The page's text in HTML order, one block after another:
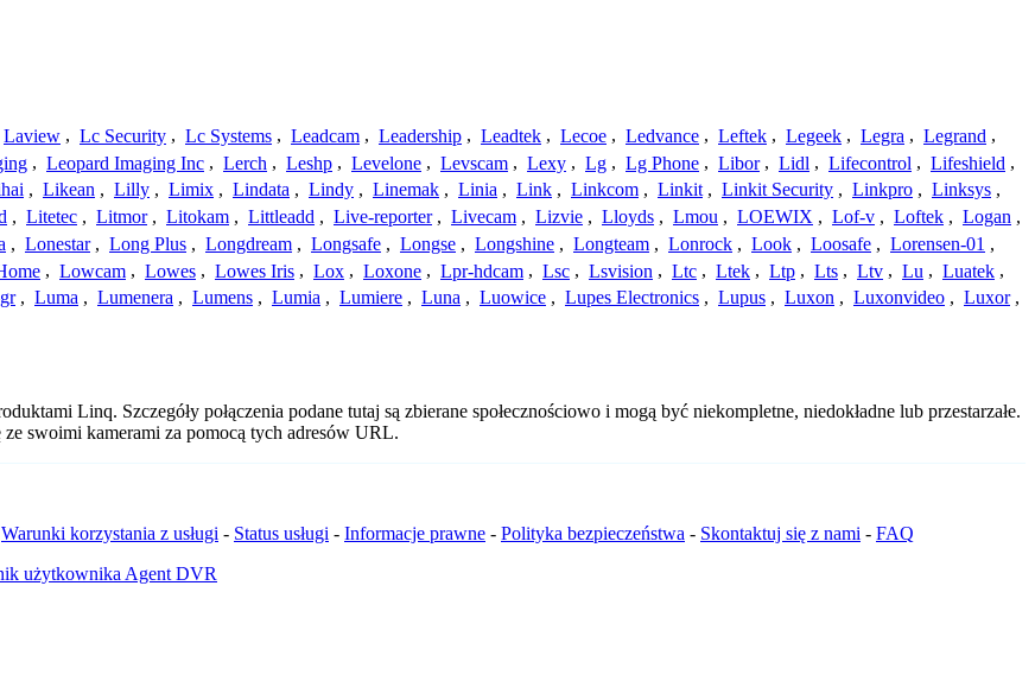
Laview , Lc Security , Lc Systems , Leadcam , Leadership , Leadtek , Lecoe , Ledvance , Leftek , Legeek , Legra , Legrand ,
, Leopard Imaging Inc , Lerch , Leshp , Levelone , Levscam , Lexy , Lg , Lg Phone , Libor , Lidl , Lifecontrol , Lifeshield ,
, Likean , Lilly , Limix , Lindata , Lindy , Linemak , Linia , Link , Linkcom , Linkit , Linkit Security , Linkpro , Linksys ,
, Litetec , Litmor , Litokam , Littleadd , Live-reporter , Livecam , Lizvie , Lloyds , Lmou , LOEWIX , Lof-v , Loftek , Logan ,
, Lonestar , Long Plus , Longdream , Longsafe , Longse , Longshine , Longteam , Lonrock , Look , Loosafe , Lorensen-01 ,
, Lowcam , Lowes , Lowes Iris , Lox , Loxone , Lpr-hdcam , Lsc , Lsvision , Ltc , Ltek , Ltp , Lts , Ltv , Lu , Luatek ,
, Luma , Lumenera , Lumens , Lumia , Lumiere , Luna , Luowice , Lupes Electronics , Lupus , Luxon , Luxonvideo , Luxor ,
Linq. Szczegóły połączenia podane tutaj są zbierane społecznościowo i mogą być niekompletne, niedokładne lub przestarzałe.
swoimi kamerami za pomocą tych adresów URL.
Warunki korzystania z usługi - Status usługi - Informacje prawne - Polityka bezpieczeństwa - Skontaktuj się z nami - FAQ
użytkownika Agent DVR